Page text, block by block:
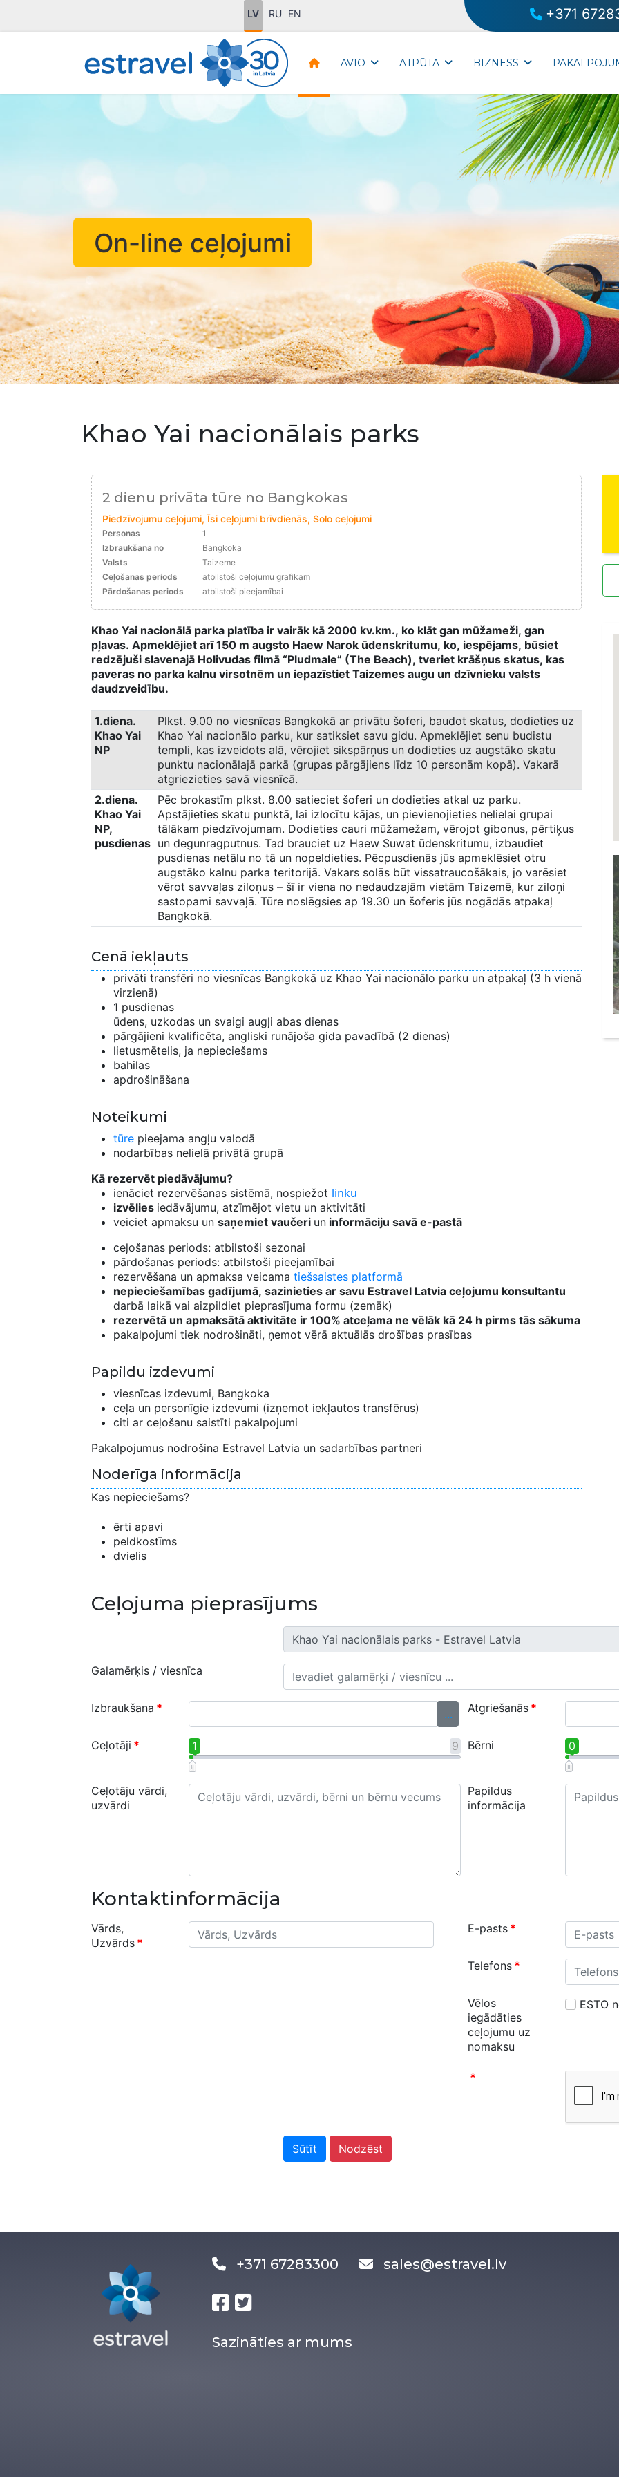
LV RU EN +371
AVIO ATPŪTA BIZNESS
On-line ceļojumi
Khao Yai nacionālais parks
2 dienu privāta tūre no Bangkokas
Piedzīvojumu ceļojumi, Īsi ceļojumi brīvdienās, Solo ceļojumi
Personas
1
Izbraukšana no
Bangkoka
Valsts
Taizeme
Ceļošanas periods
atbilstoši ceļojumu grafikam
Pārdošanas periods
atbilstoši pieejamībai
Khao Yai nacionālā parka platība ir vairāk kā 2000 kv.km., ko klāt gan mūžameži, gan
pļavas. Apmeklējiet arī 150 m augsto Haew Narok ūdenskritumu, ko, iespējams, būsiet
redzējuši slavenajā Holivudas filmā “Pludmale” (The Beach), tveriet krāšņus skatus, kas
paveras no parka kalnu virsotnēm un iepazīstiet Taizemes augu un dzīvnieku valsts
daudzveidību.
1.diena.
Khao Yai
NP
Plkst. 9.00 no viesnīcas Bangkokā ar privātu šoferi, baudot skatus, dodieties uz
Khao Yai nacionālo parku, kur satiksiet savu gidu. Apmeklējiet senu budistu
templi, kas izveidots alā, vērojiet sikspārņus un dodieties uz augstāko skatu
punktu nacionālajā parkā (grupas pārgājiens līdz 10 personām kopā). Vakarā
atgriezieties savā viesnīcā.
2.diena.
Khao Yai
NP,
pusdienas
Pēc brokastīm plkst. 8.00 satieciet šoferi un dodieties atkal uz parku.
Apstājieties skatu punktā, lai izlocītu kājas, un pievienojieties nelielai grupai
tālākam piedzīvojumam. Dodieties cauri mūžamežam, vērojot gibonus, pērtiķus
un degunragputnus. Tad brauciet uz Haew Suwat ūdenskritumu, izbaudiet
pusdienas netālu no tā un nopeldieties. Pēcpusdienās jūs apmeklēsiet otru
augstāko kalnu parka teritorijā. Vakars solās būt vissatraucošākais, jo varēsiet
vērot savvaļas ziloņus – šī ir viena no nedaudzajām vietām Taizemē, kur ziloņi
sastopami savvaļā. Tūre noslēgsies ap 19.30 un šoferis jūs nogādās atpakaļ
Bangkokā.
Cenā iekļauts
privāti transfēri no viesnīcas Bangkokā uz Khao Yai nacionālo parku un atpakaļ (3 h vienā
virzienā)
1 pusdienas
ūdens, uzkodas un svaigi augļi abas dienas
pārgājieni kvalificēta, angliski runājoša gida pavadībā (2 dienas)
lietusmētelis, ja nepieciešams
bahilas
apdrošināšana
Noteikumi
tūre pieejama angļu valodā
nodarbības nelielā privātā grupā
Kā rezervēt piedāvājumu?
ienāciet rezervēšanas sistēmā, nospiežot linku
izvēlies iedāvājumu, atzīmējot vietu un aktivitāti
veiciet apmaksu un saņemiet vaučeri un informāciju savā e-pastā
ceļošanas periods: atbilstoši sezonai
pārdošanas periods: atbilstoši pieejamībai
rezervēšana un apmaksa veicama tiešsaistes platformā
nepieciešamības gadījumā, sazinieties ar savu Estravel Latvia ceļojumu konsultantu
darbā laikā vai aizpildiet pieprasījuma formu (zemāk)
rezervētā un apmaksātā aktivitāte ir 100% atceļama ne vēlāk kā 24 h pirms tās sākuma
pakalpojumi tiek nodrošināti, ņemot vērā aktuālās drošības prasības
Papildu izdevumi
viesnīcas izdevumi, Bangkoka
ceļa un personīgie izdevumi (izņemot iekļautos transfērus)
citi ar ceļošanu saistīti pakalpojumi
Pakalpojumus nodrošina Estravel Latvia un sadarbības partneri
Noderīga informācija
Kas nepieciešams?
ērti apavi
peldkostīms
dvielis
Ceļojuma pieprasījums
Galamērķis / viesnīca
Izbraukšana * ... Atgriešanās *
Ceļotāji * 9
1 Bērni 0
Ceļotāju vārdi,
uzvārdi
Papildus
informācija
Kontaktinformācija
Vārds,
Uzvārds *
E-pasts *
Telefons *
Vēlos
iegādāties
ceļojumu uz
nomaksu
ESTO
*
Sūtīt Nodzēst
+371 67283300 sales@estravel.lv
Sazināties ar mums